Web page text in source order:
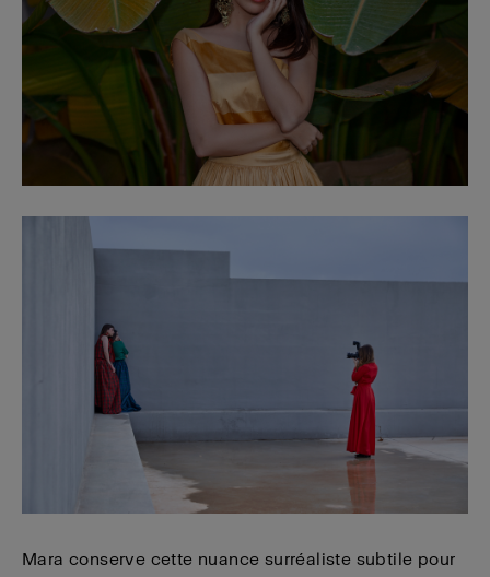
Mara conserve cette nuance surréaliste subtile pour